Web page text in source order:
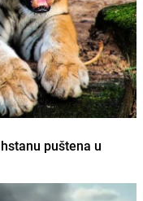
puštena u